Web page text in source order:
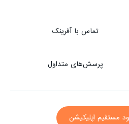
تماس با آفرینک
پرسش‌های متداول
مستقیم اپلیکیشن